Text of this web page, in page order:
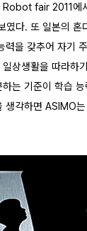
Robot fair 2011
다. 또 일본의 혼
력을 갖추어 자기
상생활을 따라하
는 기준이 학습
생각하면 ASIMO